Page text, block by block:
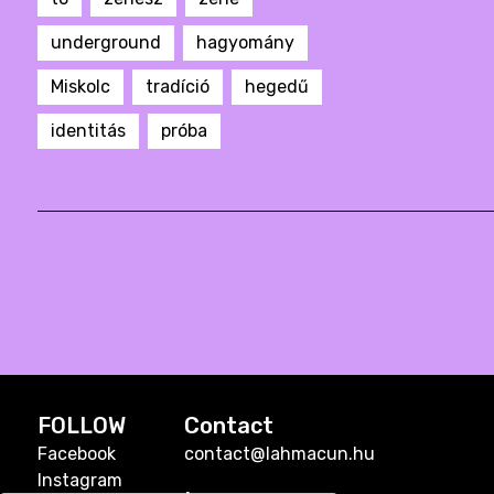
underground hagyomány
Miskolc tradíció hegedű
identitás próba
FOLLOW
Facebook
Instagram
Contact
contact@lahmacun.hu